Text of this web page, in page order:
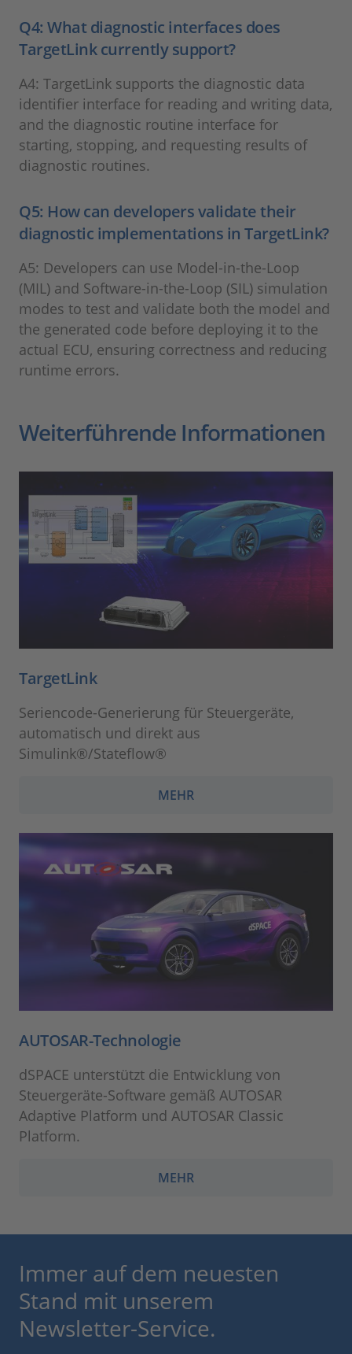
Q4: What diagnostic interfaces does
TargetLink currently support?
A4: TargetLink supports the diagnostic data
identifier interface for reading and writing data,
and the diagnostic routine interface for
starting, stopping, and requesting results of
diagnostic routines.
Q5: How can developers validate their
diagnostic implementations in TargetLink?
A5: Developers can use Model-in-the-Loop
(MIL) and Software-in-the-Loop (SIL) simulation
modes to test and validate both the model and
the generated code before deploying it to the
actual ECU, ensuring correctness and reducing
runtime errors.
Weiterführende Informationen
TargetLink
Seriencode-Generierung für Steuergeräte,
automatisch und direkt aus
Simulink®/Stateflow®
MEHR
AUTOSAR-Technologie
dSPACE unterstützt die Entwicklung von
Steuergeräte-Software gemäß AUTOSAR
Adaptive Platform und AUTOSAR Classic
Platform.
MEHR
Immer auf dem neuesten
Stand mit unserem
Newsletter-Service.